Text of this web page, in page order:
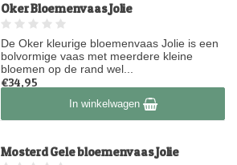
Oker Bloemenvaas Jolie
De Oker kleurige bloemenvaas Jolie is een
bolvormige vaas met meerdere kleine
bloemen op de rand wel...
€34,95
Op voorraadIn winkelwagen
Mosterd Gele bloemenvaas Jolie